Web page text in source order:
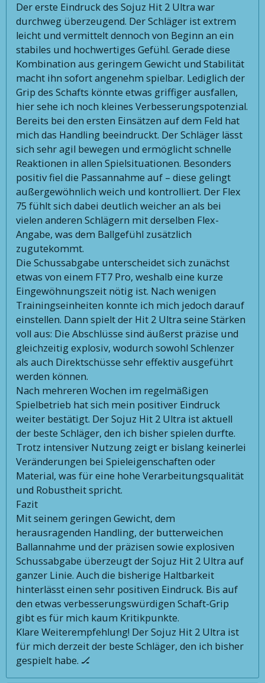
Der erste Eindruck des Sojuz Hit 2 Ultra war
durchweg überzeugend. Der Schläger ist extrem
leicht und vermittelt dennoch von Beginn an ein
stabiles und hochwertiges Gefühl. Gerade diese
Kombination aus geringem Gewicht und Stabilität
macht ihn sofort angenehm spielbar. Lediglich der
Grip des Schafts könnte etwas griffiger ausfallen,
hier sehe ich noch kleines Verbesserungspotenzial.
Bereits bei den ersten Einsätzen auf dem Feld hat
mich das Handling beeindruckt. Der Schläger lässt
sich sehr agil bewegen und ermöglicht schnelle
Reaktionen in allen Spielsituationen. Besonders
positiv fiel die Passannahme auf – diese gelingt
außergewöhnlich weich und kontrolliert. Der Flex
75 fühlt sich dabei deutlich weicher an als bei
vielen anderen Schlägern mit derselben Flex-
Angabe, was dem Ballgefühl zusätzlich
zugutekommt.
Die Schussabgabe unterscheidet sich zunächst
etwas von einem FT7 Pro, weshalb eine kurze
Eingewöhnungszeit nötig ist. Nach wenigen
Trainingseinheiten konnte ich mich jedoch darauf
einstellen. Dann spielt der Hit 2 Ultra seine Stärken
voll aus: Die Abschlüsse sind äußerst präzise und
gleichzeitig explosiv, wodurch sowohl Schlenzer
als auch Direktschüsse sehr effektiv ausgeführt
werden können.
Nach mehreren Wochen im regelmäßigen
Spielbetrieb hat sich mein positiver Eindruck
weiter bestätigt. Der Sojuz Hit 2 Ultra ist aktuell
der beste Schläger, den ich bisher spielen durfte.
Trotz intensiver Nutzung zeigt er bislang keinerlei
Veränderungen bei Spieleigenschaften oder
Material, was für eine hohe Verarbeitungsqualität
und Robustheit spricht.
Fazit
Mit seinem geringen Gewicht, dem
herausragenden Handling, der butterweichen
Ballannahme und der präzisen sowie explosiven
Schussabgabe überzeugt der Sojuz Hit 2 Ultra auf
ganzer Linie. Auch die bisherige Haltbarkeit
hinterlässt einen sehr positiven Eindruck. Bis auf
den etwas verbesserungswürdigen Schaft-Grip
gibt es für mich kaum Kritikpunkte.
Klare Weiterempfehlung! Der Sojuz Hit 2 Ultra ist
für mich derzeit der beste Schläger, den ich bisher
gespielt habe. 🏒